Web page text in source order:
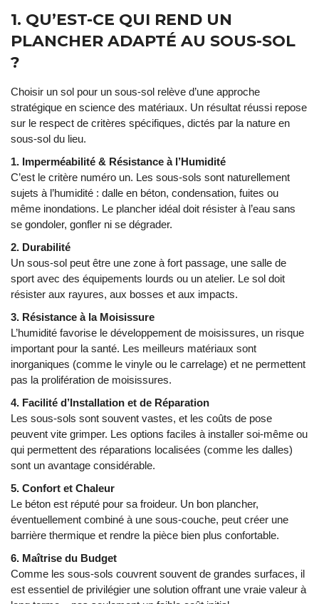
1. QU’EST-CE QUI REND UN
PLANCHER ADAPTÉ AU SOUS-SOL
?
Choisir un sol pour un sous-sol relève d’une approche
stratégique en science des matériaux. Un résultat réussi repose
sur le respect de critères spécifiques, dictés par la nature en
sous-sol du lieu.
1. Imperméabilité & Résistance à l’Humidité
C’est le critère numéro un. Les sous-sols sont naturellement
sujets à l’humidité : dalle en béton, condensation, fuites ou
même inondations. Le plancher idéal doit résister à l’eau sans
se gondoler, gonfler ni se dégrader.
2. Durabilité
Un sous-sol peut être une zone à fort passage, une salle de
sport avec des équipements lourds ou un atelier. Le sol doit
résister aux rayures, aux bosses et aux impacts.
3. Résistance à la Moisissure
L’humidité favorise le développement de moisissures, un risque
important pour la santé. Les meilleurs matériaux sont
inorganiques (comme le vinyle ou le carrelage) et ne permettent
pas la prolifération de moisissures.
4. Facilité d’Installation et de Réparation
Les sous-sols sont souvent vastes, et les coûts de pose
peuvent vite grimper. Les options faciles à installer soi-même ou
qui permettent des réparations localisées (comme les dalles)
sont un avantage considérable.
5. Confort et Chaleur
Le béton est réputé pour sa froideur. Un bon plancher,
éventuellement combiné à une sous-couche, peut créer une
barrière thermique et rendre la pièce bien plus confortable.
6. Maîtrise du Budget
Comme les sous-sols couvrent souvent de grandes surfaces, il
est essentiel de privilégier une solution offrant une vraie valeur à